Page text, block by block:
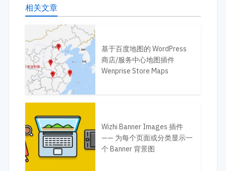
相关文章
基于百度地图的 WordPress
商店/服务中心地图插件
Wenprise Store Maps
Wizhi Banner Images 插件
—— 为每个页面或分类显示一
个 Banner 背景图